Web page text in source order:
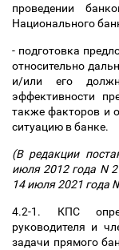
проведении
Национального
- подготовка
относительно
и/или его
эффективности
также факторов и
ситуацию в банке.
(В редакции
июля 2012 года N
14 июля 2021
4.2-1. КПC
руководителя и
задачи прямого